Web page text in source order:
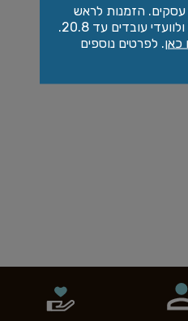
- 10 ימי עסקים. הזמנות לראש
כאן. לפרטים נוספים